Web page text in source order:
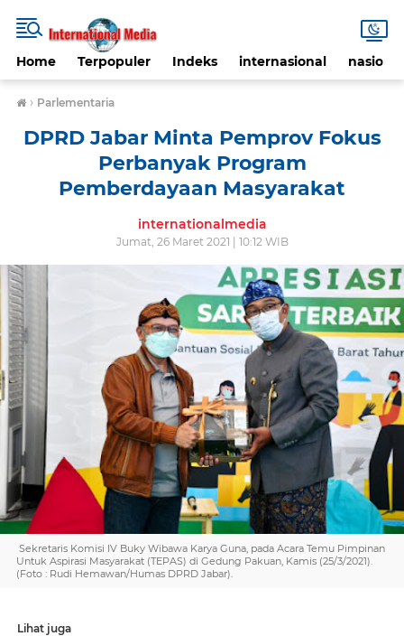
Home Terpopuler Indeks internasional nasional
› Parlementaria
DPRD Jabar Minta Pemprov Fokus
Perbanyak Program
Pemberdayaan Masyarakat
internationalmedia
Jumat, 26 Maret 2021 | 10:12 WIB
Sekretaris Komisi IV Buky Wibawa Karya Guna, pada Acara Temu Pimpinan
Untuk Aspirasi Masyarakat (TEPAS) di Gedung Pakuan, Kamis (25/3/2021).
(Foto : Rudi Hemawan/Humas DPRD Jabar).
Lihat juga